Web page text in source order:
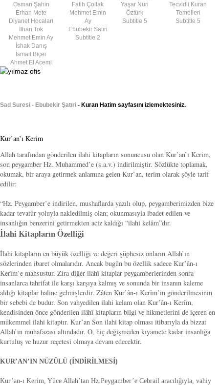
Osman Şahin
Erhan Mete
Diyanet Hocaları
İlhan Tok
Mehmet Emin Ay
İshak Danış
İsmail Biçer
Ahmet El Acemi
Fatih Çollak
Mehmet Emin
Ay
Ebubekir Satıri
Subtitle 2
Yaşar Nuri
Öztürk
Subtitle 5
Tecvidli Kuran
Temelleri
Subtitle 5
Sad Suresi - Ebubekir Şatıri - Kuran Hatim sayfasını izlemektesiniz.
Kur’an’ı Kerim
Allah tarafından gönderilen ilahi kitapların sonuncusu olan Kur’an’ı Kerim,
son peygamber Hz. Muhammed’e (s.a.v.) indirilmiştir. Sözlükte toplamak,
okumak, bir araya getirmek anlamına gelen Kur’an, terim olarak şöyle tarif
edilir:
“Hz. Peygamber’e indirilen, mushaflarda yazılı olup, peygamberimizden bize
kadar tevatür yoluyla nakledilmiş olan; okunmasıyla ibadet edilen ve
insanlığın benzerini getirmekten aciz kaldığı “ilahi kelâm”dır.
İlahi Kitapların Özelliği
İlahi kitapların en büyük özelliği ve değeri şüphesiz onların Allah’ın
sözlerinden ibaret olmalarıdır. Ancak bugün bu özellik sadece Kur’ân-ı
Kerîm’e mahsustur. Zira diğer ilâhî kitaplar peygamberlerinden sonra
insanlarca tahrifat ile karşı karşıya kalmış ve sonunda bir insanın kaleme
aldığı kitaplar haline gelmişlerdir. Zâten Kur’ân-ı Kerîm’in gönderilmesinin
bir sebebi de budur. Son vahyedilen ilahi kelam olan Kur’ân-ı Kerîm,
kendisinden önce gönderilen ilâhî kitapların bilgi ve hikmetlerini de içeren en
mükemmel ilahi kitaptır. Kur’an Son ilahi kitap olması itibarıyla da bizzat
Allah’ın muhafazası altındadır. O, hiç değişmeden kıyamete kadar insanlığa
kurtuluş ve huzur reçetesi olmaya devam edecektir.
KUR’AN’IN NÜZÛLÜ (İNDİRİLMESİ)
Kur’an-ı Kerim, Yüce Allah’tan Hz.Peygamber’e Cebrail aracılığıyla, vahiy